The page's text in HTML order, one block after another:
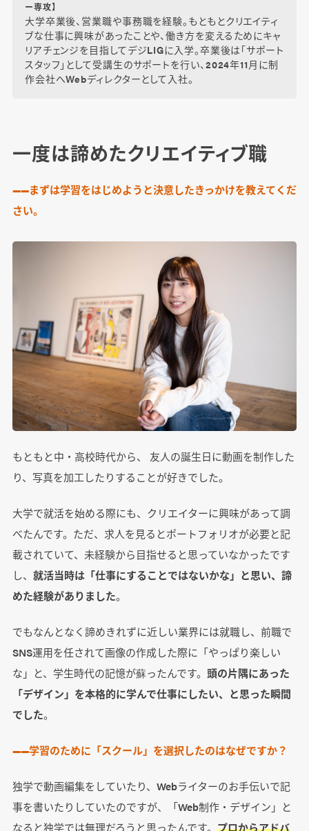
ー専攻】
大学卒業後、営業職や事務職を経験。もともとクリエイティ
ブな仕事に興味があったことや、働き方を変えるためにキャ
リアチェンジを目指してデジLIGに入学。卒業後は「サポート
スタッフ」として受講生のサポートを行い、2024年11月に制
作会社へWebディレクターとして入社。
一度は諦めたクリエイティブ職
――まずは学習をはじめようと決意したきっかけを教えてくだ
さい。
もともと中・高校時代から、 友人の誕生日に動画を制作した
り、写真を加工したりすることが好きでした。
大学で就活を始める際にも、クリエイターに興味があって調
べたんです。ただ、求人を見るとポートフォリオが必要と記
載されていて、未経験から目指せると思っていなかったです
し、 就活当時は「仕事にすることではないかな」と思い、諦
めた経験がありました。
でもなんとなく諦めきれずに近しい業界には就職し、前職で
SNS運用を任されて画像の作成した際に「やっぱり楽しい
な」と、学生時代の記憶が蘇ったんです。 頭の片隅にあった
「デザイン」を本格的に学んで仕事にしたい、と思った瞬間
でした。
――学習のために「スクール」を選択したのはなぜですか？
独学で動画編集をしていたり、Webライターのお手伝いで記
事を書いたりしていたのですが、「Web制作・デザイン」と
なると独学では無理だろうと思ったんです。 プロからアドバ